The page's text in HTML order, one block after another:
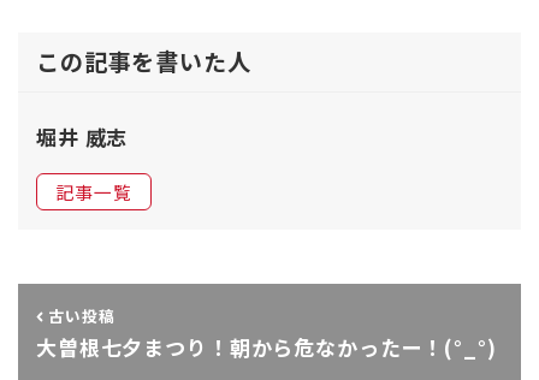
この記事を書いた人
堀井 威志
記事一覧
古い投稿
大曽根七夕まつり！朝から危なかったー！(°_°)